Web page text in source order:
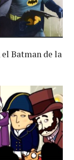
Batman de la